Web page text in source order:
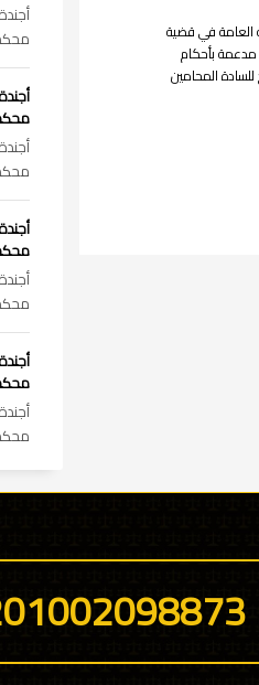
العامة في قضية
مدعمة بأحكام
المحامين